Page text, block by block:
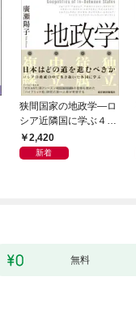
狭間国家の地政学―ロ
シア近隣国に学ぶ４つ
の生き残り戦略
2,420
新着
無料